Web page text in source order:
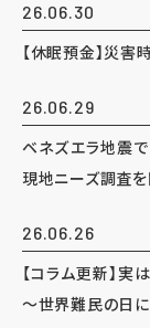
26.06.30
【休眠預金】災害
26.06.29
ベネズエラ地震
現地ニーズ調査
26.06.26
【コラム更新】
～世界難民の日